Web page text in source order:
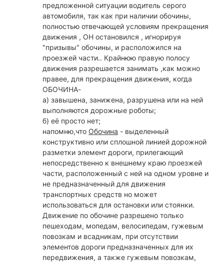
предложенной ситуации водитель серого
автомобиля, так как при наличии обочины,
полностью отвечающей условиям прекращения
движения , ОН остановился , игнорируя
"призывы" обочины, и расположился на
проезжей части.. Крайнюю правую полосу
движения разрешается занимать ,как можно
правее, для прекращения движения, когда
ОБОЧИНА-
а) завышена, занижена, разрушена или на ней
выполняются дорожные роботы;
б) её просто нет;
напомню,что Обочина - выделенный
конструктивно или сплошной линией дорожной
разметки элемент дороги, прилегающий
непосредственно к внешнему краю проезжей
части, расположенный с ней на одном уровне и
не предназначенный для движения
транспортных средств но может
использоваться для остановки или стоянки.
Движение по обочине разрешено только
пешеходам, мопедам, велосипедам, гужевым
повозкам и всадникам, при отсутствии
элементов дороги предназначенных для их
передвижения, а также гужевым повозкам,